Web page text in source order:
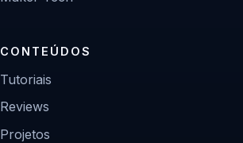
CONTEÚDOS
Tutoriais
Reviews
Projetos